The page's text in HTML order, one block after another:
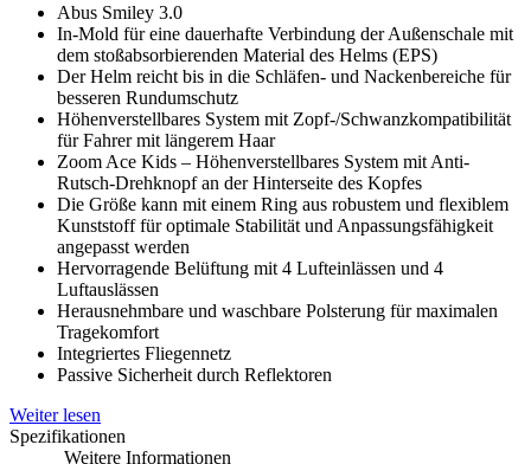
Abus Smiley 3.0
In-Mold für eine dauerhafte Verbindung der Außenschale mit
dem stoßabsorbierenden Material des Helms (EPS)
Der Helm reicht bis in die Schläfen- und Nackenbereiche für
besseren Rundumschutz
Höhenverstellbares System mit Zopf-/Schwanzkompatibilität
für Fahrer mit längerem Haar
Zoom Ace Kids – Höhenverstellbares System mit Anti-
Rutsch-Drehknopf an der Hinterseite des Kopfes
Die Größe kann mit einem Ring aus robustem und flexiblem
Kunststoff für optimale Stabilität und Anpassungsfähigkeit
angepasst werden
Hervorragende Belüftung mit 4 Lufteinlässen und 4
Luftauslässen
Herausnehmbare und waschbare Polsterung für maximalen
Tragekomfort
Integriertes Fliegennetz
Passive Sicherheit durch Reflektoren
Weiter lesen
Spezifikationen
Weitere Informationen